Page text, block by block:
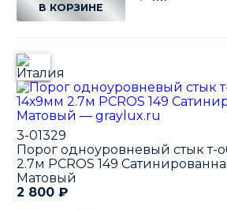
В КОРЗИНЕ
3-01329
Порог одноуровневый стык т-
2.7м PCROS 149
Матовый
2 800 ₽